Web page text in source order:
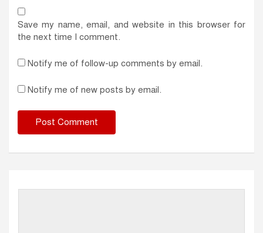
Save my name, email, and website in this browser for
the next time I comment.
Notify me of follow-up comments by email.
Notify me of new posts by email.